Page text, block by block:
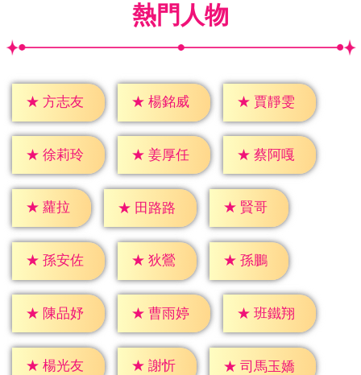
熱門人物
★ 方志友 ★ 楊銘威 ★ 賈靜雯
★ 徐莉玲 ★ 姜厚任 ★ 蔡阿嘎
★ 蘿拉 ★ 田路路 ★ 賢哥
★ 孫安佐 ★ 狄鶯 ★ 孫鵬
★ 陳品妤 ★ 曹雨婷 ★ 班鐵翔
★ 楊光友 ★ 謝忻 ★ 司馬玉嬌